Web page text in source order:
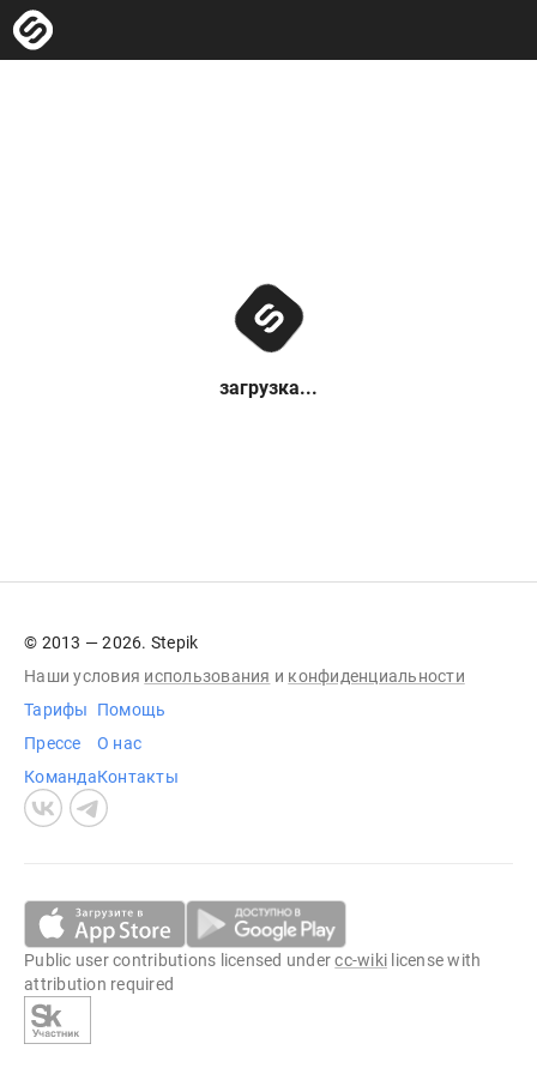
загрузка...
© 2013 — 2026. Stepik
Наши условия использования и конфиденциальности
Тарифы
Прессе
Команда
Помощь
О нас
Контакты
Public user contributions licensed undercc-wiki license with
attribution required